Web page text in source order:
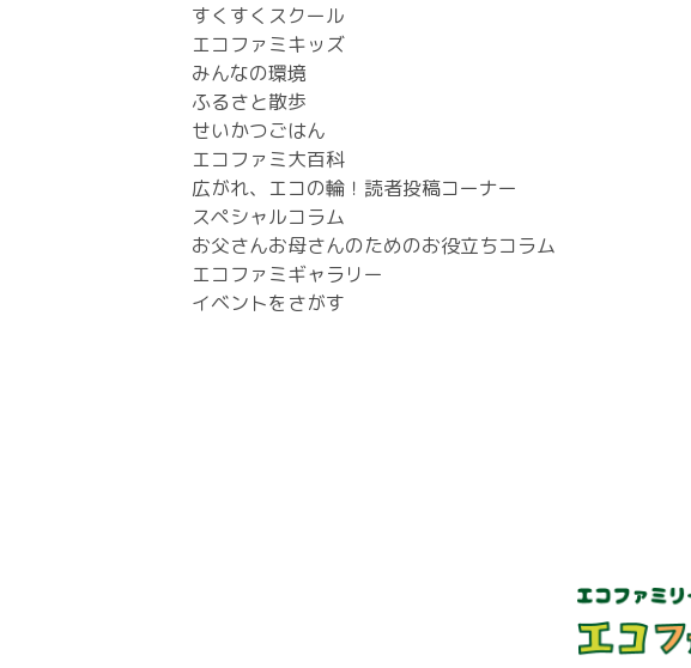
すくすくスクール
エコファミキッズ
みんなの環境
ふるさと散歩
せいかつごはん
エコファミ大百科
広がれ、エコの輪！読者投稿コーナー
スペシャルコラム
お父さんお母さんのためのお役立ちコラム
エコファミギャラリー
イベントをさがす